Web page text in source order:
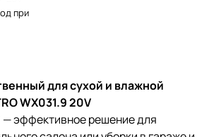
при
для сухой и влажной
WX031.9 20V
— эффективное решение для